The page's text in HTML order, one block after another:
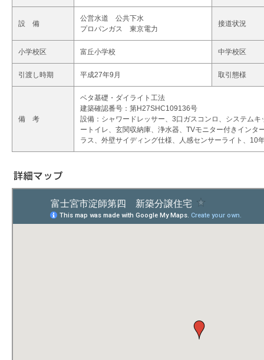
設 備
公営水道 公共下水
プロパンガス 東京電力
接道状況
小学校区 富丘小学校 中学校区
引渡し時期 平成27年9月 取引態様
備 考
ベタ基礎・ダイライト工法
建築確認番号：第H27SHC109136号
設備：シャワードレッサー、3口ガスコンロ、システム
ートイレ、玄関収納庫、浄水器、TVモニター付きインタ
ラス、外壁サイディング仕様、人感センサーライト、10